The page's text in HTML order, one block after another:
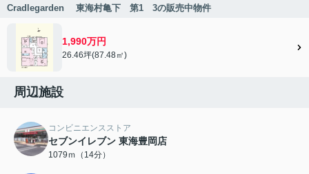
Cradlegarden 東海村亀下 第1 3の販売中物件
1,990万円
26.46坪(87.48㎡)
周辺施設
コンビニエンスストア
セブンイレブン 東海豊岡店
1079ｍ（14分）